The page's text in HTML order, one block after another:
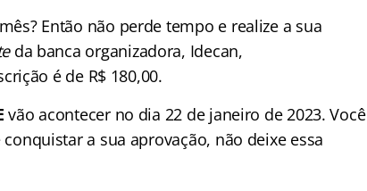
Então não perde tempo e realize a sua
da banca organizadora, Idecan,
é de R$ 180,00.
vão acontecer no dia 22 de janeiro de 2023. Você
a sua aprovação, não deixe essa